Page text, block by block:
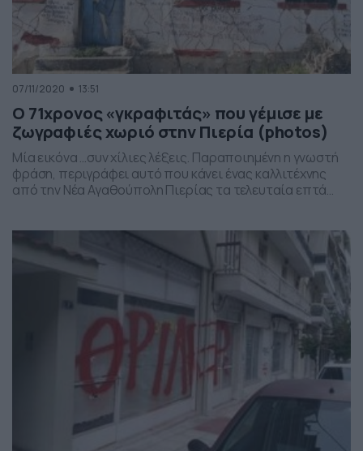
07/11/2020 13:51
Ο 71χρονος «γκραφιτάς» που γέμισε με
ζωγραφιές χωριό στην Πιερία (photos)
Μία εικόνα …συν χίλιες λέξεις. Παραποιημένη η γνωστή
φράση, περιγράφει αυτό που κάνει ένας καλλιτέχνης
από την Νέα Αγαθούπολη Πιερίας τα τελευταία επτά
στάσεις λεωφορείου, γέφυρες, βάρκες, ρολόγια της ΔΕΗ
και κάθε άλλη απίθανη επιφάνεια, αποτελούν τον
«καμβά» στον οποίο καταθέτει […]